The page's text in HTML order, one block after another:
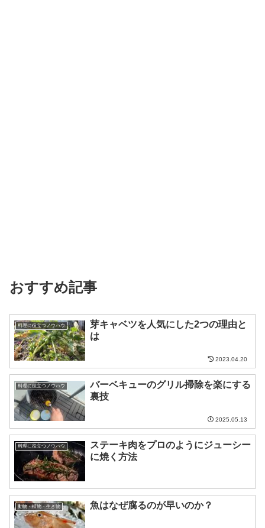
おすすめ記事
料理に役立つノウハウ
芽キャベツを人気にした2つの理由と
は
2023.04.20
料理に役立つノウハウ
バーベキューのグリル掃除を楽にする
裏技
2025.05.13
料理に役立つノウハウ
ステーキ肉をプロのようにジューシー
に焼く方法
動物・植物・生き物 魚はなぜ腐るのが早いのか？